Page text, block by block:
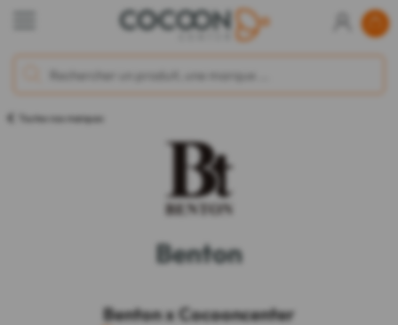
Toutes nos marques
Benton
Benton x Cocooncenter